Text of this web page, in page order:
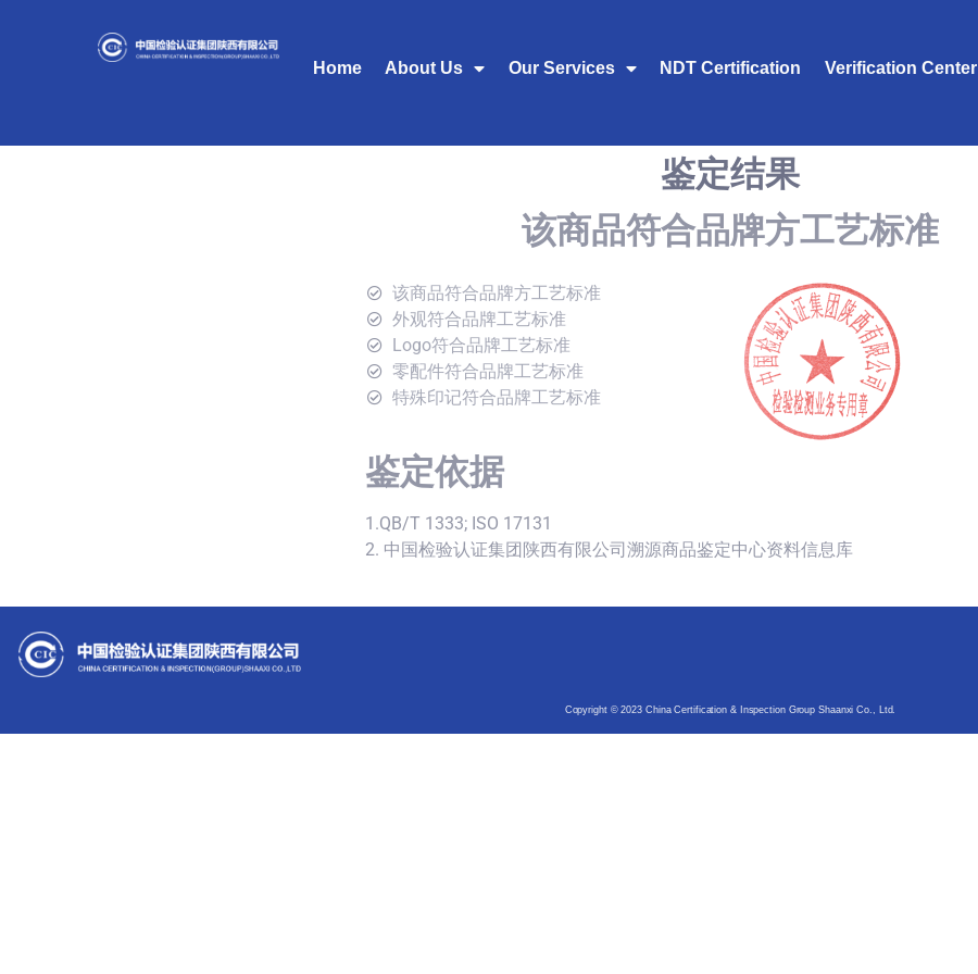
Home About Us Our Services NDT Certification Verification Center
鉴定结果
该商品符合品牌方工艺标准
该商品符合品牌方工艺标准
外观符合品牌工艺标准
Logo符合品牌工艺标准
零配件符合品牌工艺标准
特殊印记符合品牌工艺标准
鉴定依据
1.QB/T 1333; ISO 17131
2. 中国检验认证集团陕西有限公司溯源商品鉴定中心资料信息库
Copyright © 2023 China Certification & Inspection Group Shaanxi Co., Ltd.